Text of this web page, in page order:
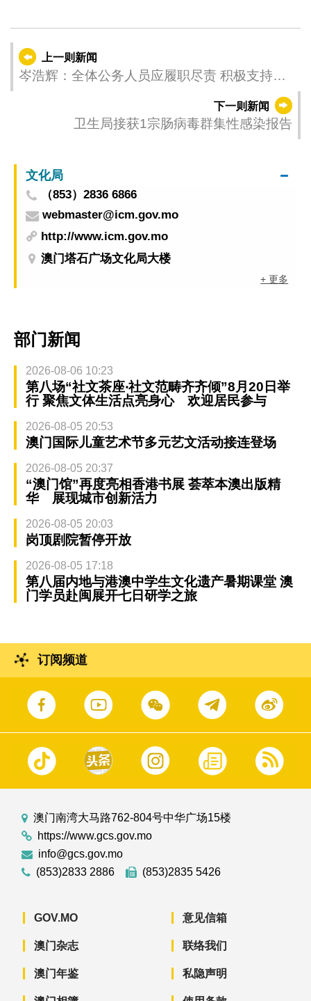
上一则新闻
岑浩辉：全体公务人员应履职尽责 积极支持立
下一则新闻
卫生局接获1宗肠病毒群集性感染报告
文化局
（853）2836 6866
webmaster@icm.gov.mo
http://www.icm.gov.mo
澳门塔石广场文化局大楼
+ 更多
部门新闻
2026-08-06 10:23
第八场“社文茶座‧社文范畴齐齐倾”8月20日举
行 聚焦文体生活点亮身心 欢迎居民参与
2026-08-05 20:53
澳门国际儿童艺术节多元艺文活动接连登场
2026-08-05 20:37
“澳门馆”再度亮相香港书展 荟萃本澳出版精
华 展现城市创新活力
2026-08-05 20:03
岗顶剧院暂停开放
2026-08-05 17:18
第八届内地与港澳中学生文化遗产暑期课堂 澳
门学员赴闽展开七日研学之旅
订阅频道
澳门南湾大马路762-804号中华广场15楼
https://www.gcs.gov.mo
info@gcs.gov.mo
(853)2833 2886
(853)2835 5426
GOV.MO
澳门杂志
澳门年鉴
意见信箱
联络我们
私隐声明